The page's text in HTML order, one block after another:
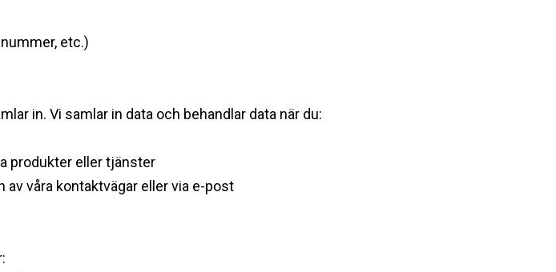
etc.)
in. Vi samlar in data och behandlar data när du:
produkter eller tjänster
våra kontaktvägar eller via e-post